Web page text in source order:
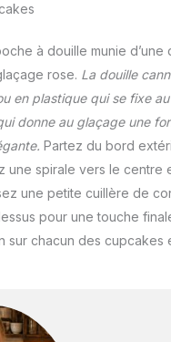
à douille munie d’une
rose. La douille
en plastique qui se fixe
donne au glaçage une
Partez du bord
une spirale vers le centre
une petite cuillère de
pour une touche
sur chacun des cupcakes